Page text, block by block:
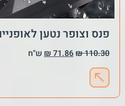
פנס וצופר נטען
110.30
₪
71.86
₪ ש"ח